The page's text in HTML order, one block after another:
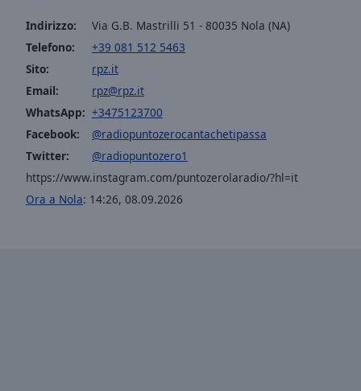
Color
Color
Indirizzo:
Via G.B. Mastrilli 51 - 80035 Nola (NA)
Telefono:
+39 081 512 5463
Sito:
rpz.it
Email:
rpz@rpz.it
WhatsApp: +3475123700
Facebook:
@radiopuntozerocantachetipassa
Twitter:
@radiopuntozero1
https://www.instagram.com/puntozerolaradio/?hl=it
Ora a Nola: 14:26, 08.09.2026